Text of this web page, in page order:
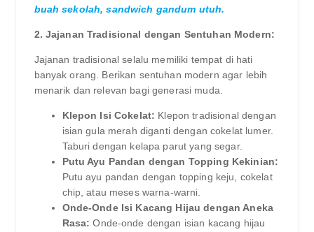
buah sekolah, sandwich gandum utuh.
2. Jajanan Tradisional dengan Sentuhan Modern:
Jajanan tradisional selalu memiliki tempat di hati
banyak orang. Berikan sentuhan modern agar lebih
menarik dan relevan bagi generasi muda.
Klepon Isi Cokelat: Klepon tradisional dengan
isian gula merah diganti dengan cokelat lumer.
Taburi dengan kelapa parut yang segar.
Putu Ayu Pandan dengan Topping Kekinian:
Putu ayu pandan dengan topping keju, cokelat
chip, atau meses warna-warni.
Onde-Onde Isi Kacang Hijau dengan Aneka
Rasa: Onde-onde dengan isian kacang hijau